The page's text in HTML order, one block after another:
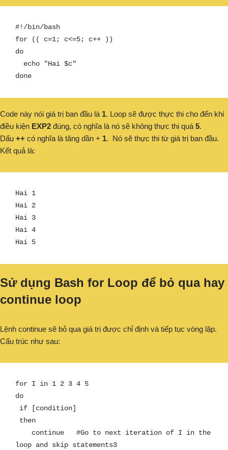
#!/bin/bash
for (( c=1; c<=5; c++ ))
do
echo "Hai $c"
done
Code này nói giá trị ban đầu là 1. Loop sẽ được thực thi cho đến khi
điều kiện EXP2 đúng, có nghĩa là nó sẽ không thực thi quá 5.
Dấu ++ có nghĩa là tăng dần + 1. Nó sẽ thực thi từ giá trị ban đầu.
Kết quả là:
Hai 1
Hai 2
Hai 3
Hai 4
Hai 5
Sử dụng Bash for Loop để bỏ qua hay
continue loop
Lệnh continue sẽ bỏ qua giá trị được chỉ định và tiếp tục vòng lặp.
Cấu trúc như sau:
for I in 1 2 3 4 5
do
if [condition]
then
continue   #Go to next iteration of I in the
loop and skip statements3